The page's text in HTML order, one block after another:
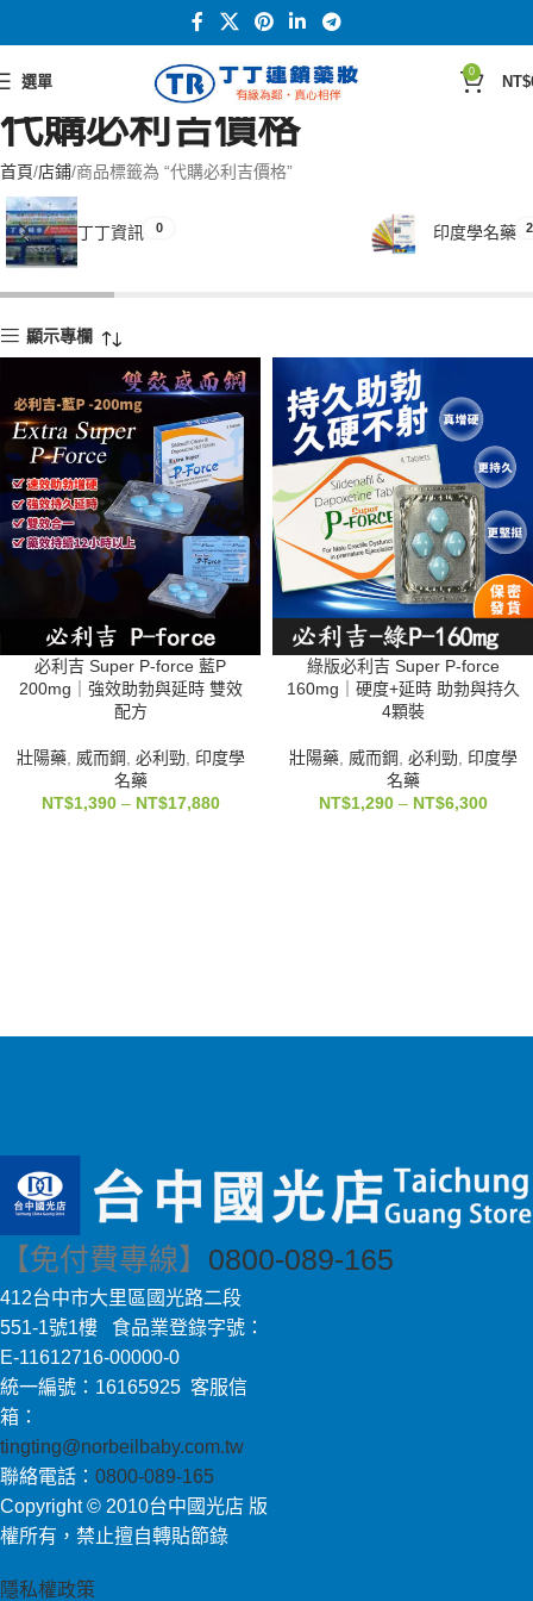
選單
0
NT$
代購必利吉價格
首頁 店鋪 商品標籤為 “代購必利吉價格”
丁丁資訊 0 印度學名藥
顯示專欄
必利吉 Super P-force 藍P
200mg｜強效助勃與延時 雙效
配方
壯陽藥, 威而鋼, 必利勁, 印度學
名藥
NT$1,390 – NT$17,880
綠版必利吉 Super P-force
160mg｜硬度+延時 助勃與持久
4顆裝
壯陽藥, 威而鋼, 必利勁, 印度學
名藥
NT$1,290 – NT$6,300
【免付費專線】 0800-089-165
412台中市大里區國光路二段
551-1號1樓 食品業登錄字號：
E-11612716-00000-0
統一編號：16165925 客服信
箱：
tingting@norbeilbaby.com.tw
聯絡電話： 0800-089-165
Copyright © 2010台中國光店 版
權所有，禁止擅自轉貼節錄
隱私權政策